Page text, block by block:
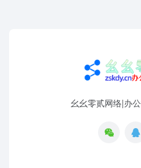
幺幺零贰网络|办